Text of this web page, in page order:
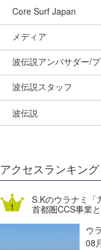
Core Surf Japan
Naoya Kimoto
mitsuteru Kamio
Yasunari Inoue
Yoshiyuki Obata
DELTA FORCE SURF
熊谷素子
メディア
SURFMEDIA
Colors MAGAZINE
WAVAL
波伝説アンバサダー/
福島寿実子
中浦“JET”章
進士剛光
植村未来
波伝説スタッフ
☆加藤
Aichan
ECE
波伝説
アクセスランキング
S.Kのウラナミ「
首都圏CCS事業と
ウ
08